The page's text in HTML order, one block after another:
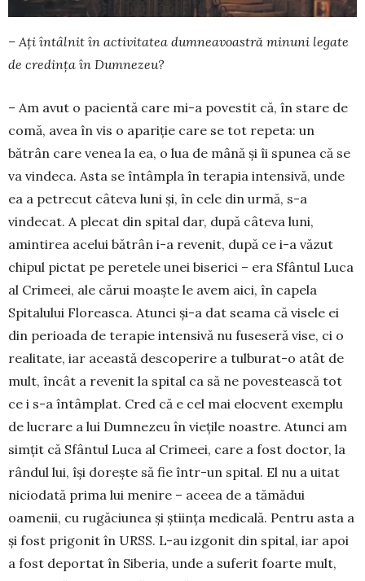
– Ați întâlnit în activitatea dumneavoastră minuni legate
de credința în Dumnezeu?
– Am avut o pacientă care mi-a povestit că, în stare de
comă, avea în vis o apariție care se tot repeta: un
bătrân care venea la ea, o lua de mână și îi spunea că se
va vindeca. Asta se întâmpla în terapia intensivă, unde
ea a petrecut câteva luni și, în cele din urmă, s-a
vindecat. A plecat din spital dar, după câteva luni,
amintirea acelui bătrân i-a revenit, după ce i-a văzut
chipul pictat pe peretele unei biserici – era Sfântul Luca
al Crimeei, ale cărui moaște le avem aici, în capela
Spitalului Floreasca. Atunci și-a dat seama că visele ei
din perioada de terapie intensivă nu fuseseră vise, ci o
realitate, iar această descoperire a tulburat-o atât de
mult, încât a revenit la spital ca să ne povestească tot
ce i s-a întâmplat. Cred că e cel mai elocvent exemplu
de lucrare a lui Dumnezeu în viețile noastre. Atunci am
simțit că Sfântul Luca al Crimeei, care a fost doctor, la
rândul lui, își dorește să fie într-un spital. El nu a uitat
niciodată prima lui menire – aceea de a tămădui
oamenii, cu rugăciunea și știința medicală. Pentru asta a
și fost prigonit în URSS. L-au izgonit din spital, iar apoi
a fost deportat în Siberia, unde a suferit foarte mult,